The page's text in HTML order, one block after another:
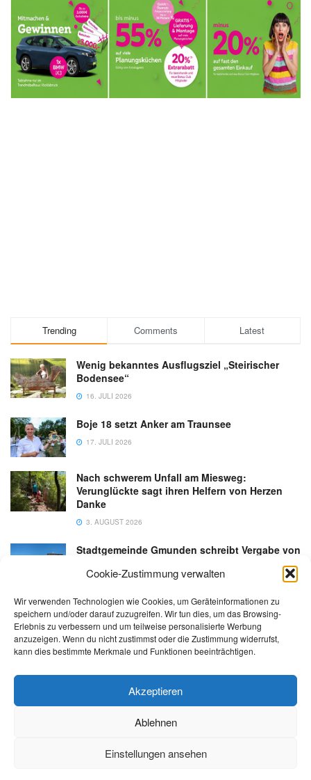
Cookie-Zustimmung verwalten
Wir verwenden Technologien wie Cookies, um Geräteinformationen zu
speichern und/oder darauf zuzugreifen. Wir tun dies, um das Browsing-
Erlebnis zu verbessern und um teilweise personalisierte Werbung
anzuzeigen. Wenn du nicht zustimmst oder die Zustimmung widerrufst,
kann dies bestimmte Merkmale und Funktionen beeinträchtigen.
Akzeptieren
Ablehnen
Einstellungen ansehen
Trending Comments Latest
Wenig bekanntes Ausflugsziel „Steirischer
Bodensee“
16. JULI 2026
Boje 18 setzt Anker am Traunsee
17. JULI 2026
Nach schwerem Unfall am Miesweg:
Verunglückte sagt ihren Helfern von Herzen
Danke
3. AUGUST 2026
Stadtgemeinde Gmunden schreibt Vergabe von
Gastronomiebetrieb an der Esplanade neu aus